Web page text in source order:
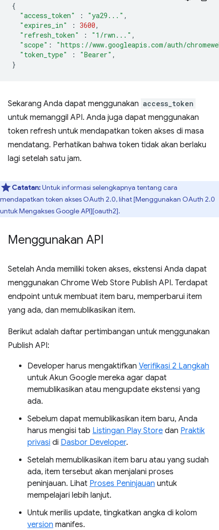
{
"access_token"
: "ya29..." ,
"expires_in"
: 3600,
"refresh_token"
: "1/rwn..." ,
"scope" :
"https://www.googleapis.com/auth/
"token_type"
: "Bearer" ,
}
Sekarang Anda dapat menggunakan access_token
untuk memanggil API. Anda juga dapat menggunakan
token refresh untuk mendapatkan token akses di masa
mendatang. Perhatikan bahwa token tidak akan berlaku
lagi setelah satu jam.
Catatan:Untuk informasi selengkapnya tentang cara
mendapatkan token akses OAuth 2.0, lihat [Menggunakan OAuth 2.0
untuk Mengakses Google API][oauth2].
Menggunakan API
Setelah Anda memiliki token akses, ekstensi Anda dapat
menggunakan Chrome Web Store Publish API. Terdapat
endpoint untuk membuat item baru, memperbarui item
yang ada, dan memublikasikan item.
Berikut adalah daftar pertimbangan untuk menggunakan
Publish API:
Developer harus mengaktifkan Verifikasi 2 Langkah
untuk Akun Google mereka agar dapat
memublikasikan atau mengupdate ekstensi yang
ada.
Sebelum dapat memublikasikan item baru, Anda
harus mengisi tab Listingan Play Store dan Praktik
privasi di Dasbor Developer.
Setelah memublikasikan item baru atau yang sudah
ada, item tersebut akan menjalani proses
peninjauan. Lihat Proses Peninjauan untuk
mempelajari lebih lanjut.
Untuk merilis update, tingkatkan angka di kolom
version manifes.